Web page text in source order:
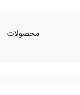
محصولات